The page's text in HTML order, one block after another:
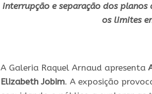
interrupção e separação dos
os limites
A Galeria Raquel Arnaud apresenta
Elizabeth Jobim. A exposição